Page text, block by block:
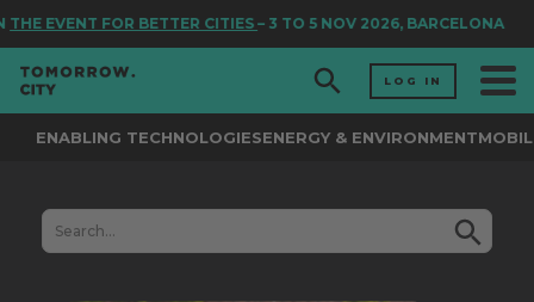
EVENT FOR BETTER CITIES– 3 TO 5 NOV 2026, BARCELONA
LOG IN
ENABLING TECHNOLOGIESENERGY & ENVIRONMENT